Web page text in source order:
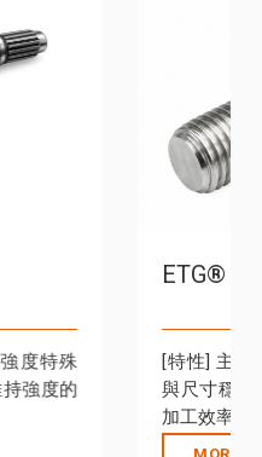
開發的高強度特殊
能，能在維持強度的